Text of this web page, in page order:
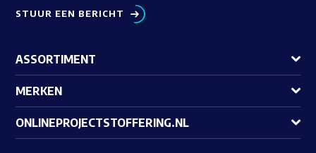
STUUR EEN BERICHT
ASSORTIMENT
MERKEN
ONLINEPROJECTSTOFFERING.NL